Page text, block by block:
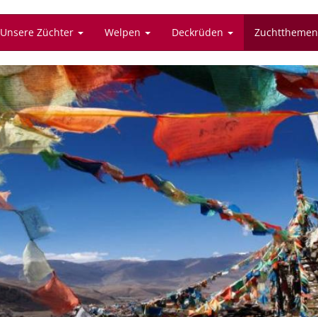
Unsere Züchter Welpen Deckrüden Zuchtthemen
Tibet Spaniel